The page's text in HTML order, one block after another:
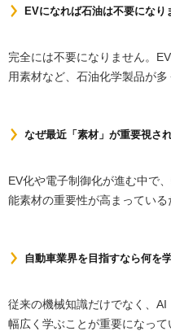
EVになれば石油は不要になり
完全には不要になりません。
用素材など、石油化学製品が多
なぜ最近「素材」が重要視さ
EV化や電子制御化が進む中で
能素材の重要性が高まっている
自動車業界を目指すなら何を
従来の機械知識だけでなく、
幅広く学ぶことが重要になって